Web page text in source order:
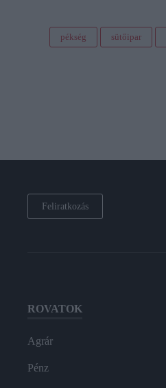
pékség sütőipar
Feliratkozás
ROVATOK
Agrár
Pénz